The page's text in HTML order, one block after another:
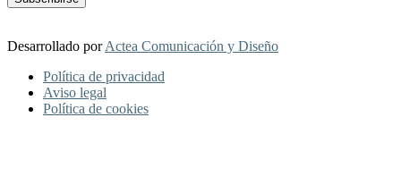
Desarrollado porActea Comunicación y Diseño
Política de privacidad
Aviso legal
Política de cookies